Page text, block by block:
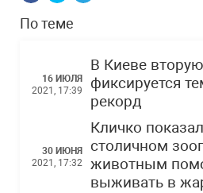
По теме
16 ИЮЛЯ
2021, 17:39
В Киеве
фиксируется
рекорд
30 ИЮНЯ
2021, 17:32
Кличко
столичном
животным
выживать в